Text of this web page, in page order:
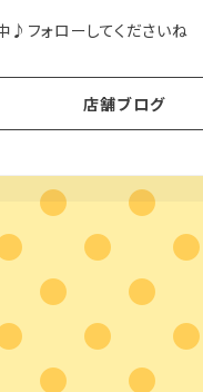
♪フォローしてくださいね
店舗ブログ